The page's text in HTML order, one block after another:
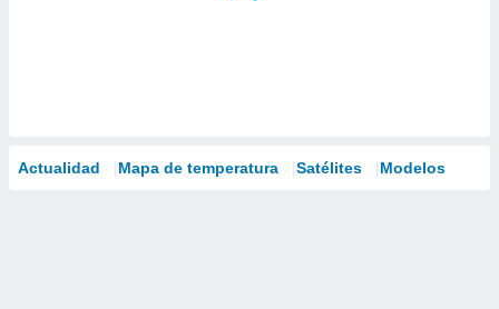
Actualidad Mapa de temperatura Satélites Modelos